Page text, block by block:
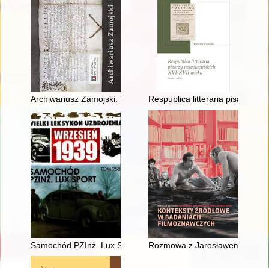
Archiwariusz Zamojski. T. 19 (2021)Respublica litteraria pisarzy
Samochód PZInż. Lux Sport Rozmowa z Jarosławem